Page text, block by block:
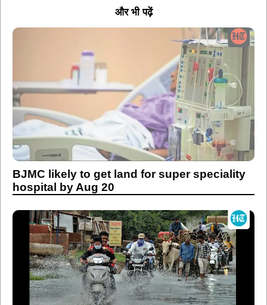
और भी पढ़ें
BJMC likely to get land for super speciality
hospital by Aug 20